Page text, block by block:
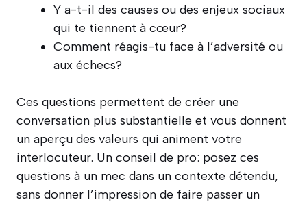
Y a-t-il des causes ou des enjeux sociaux
qui te tiennent à cœur?
Comment réagis-tu face à l’adversité ou
aux échecs?
Ces questions permettent de créer une
conversation plus substantielle et vous donnent
un aperçu des valeurs qui animent votre
interlocuteur. Un conseil de pro: posez ces
questions à un mec dans un contexte détendu,
sans donner l’impression de faire passer un